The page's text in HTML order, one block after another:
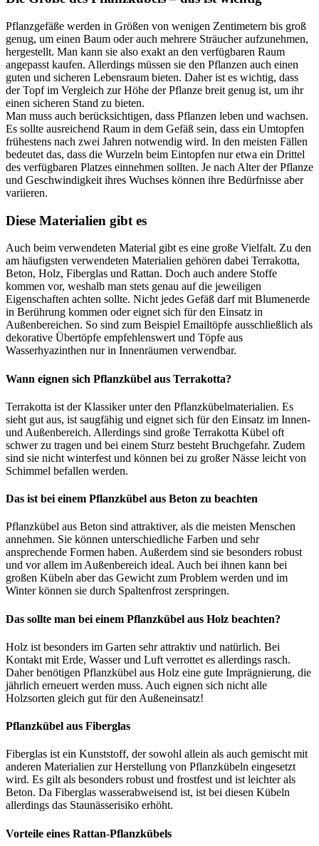
Pflanzgefäße werden in Größen von wenigen Zentimetern bis groß
genug, um einen Baum oder auch mehrere Sträucher aufzunehmen,
hergestellt. Man kann sie also exakt an den verfügbaren Raum
angepasst kaufen. Allerdings müssen sie den Pflanzen auch einen
guten und sicheren Lebensraum bieten. Daher ist es wichtig, dass
der Topf im Vergleich zur Höhe der Pflanze breit genug ist, um ihr
einen sicheren Stand zu bieten.
Man muss auch berücksichtigen, dass Pflanzen leben und wachsen.
Es sollte ausreichend Raum in dem Gefäß sein, dass ein Umtopfen
frühestens nach zwei Jahren notwendig wird. In den meisten Fällen
bedeutet das, dass die Wurzeln beim Eintopfen nur etwa ein Drittel
des verfügbaren Platzes einnehmen sollten. Je nach Alter der Pflanze
und Geschwindigkeit ihres Wuchses können ihre Bedürfnisse aber
variieren.
Diese Materialien gibt es
Auch beim verwendeten Material gibt es eine große Vielfalt. Zu den
am häufigsten verwendeten Materialien gehören dabei Terrakotta,
Beton, Holz, Fiberglas und Rattan. Doch auch andere Stoffe
kommen vor, weshalb man stets genau auf die jeweiligen
Eigenschaften achten sollte. Nicht jedes Gefäß darf mit Blumenerde
in Berührung kommen oder eignet sich für den Einsatz in
Außenbereichen. So sind zum Beispiel Emailtöpfe ausschließlich als
dekorative Übertöpfe empfehlenswert und Töpfe aus
Wasserhyazinthen nur in Innenräumen verwendbar.
Wann eignen sich Pflanzkübel aus Terrakotta?
Terrakotta ist der Klassiker unter den Pflanzkübelmaterialien. Es
sieht gut aus, ist saugfähig und eignet sich für den Einsatz im Innen-
und Außenbereich. Allerdings sind große Terrakotta Kübel oft
schwer zu tragen und bei einem Sturz besteht Bruchgefahr. Zudem
sind sie nicht winterfest und können bei zu großer Nässe leicht von
Schimmel befallen werden.
Das ist bei einem Pflanzkübel aus Beton zu beachten
Pflanzkübel aus Beton sind attraktiver, als die meisten Menschen
annehmen. Sie können unterschiedliche Farben und sehr
ansprechende Formen haben. Außerdem sind sie besonders robust
und vor allem im Außenbereich ideal. Auch bei ihnen kann bei
großen Kübeln aber das Gewicht zum Problem werden und im
Winter können sie durch Spaltenfrost zerspringen.
Das sollte man bei einem Pflanzkübel aus Holz beachten?
Holz ist besonders im Garten sehr attraktiv und natürlich. Bei
Kontakt mit Erde, Wasser und Luft verrottet es allerdings rasch.
Daher benötigen Pflanzkübel aus Holz eine gute Imprägnierung, die
jährlich erneuert werden muss. Auch eignen sich nicht alle
Holzsorten gleich gut für den Außeneinsatz!
Pflanzkübel aus Fiberglas
Fiberglas ist ein Kunststoff, der sowohl allein als auch gemischt mit
anderen Materialien zur Herstellung von Pflanzkübeln eingesetzt
wird. Es gilt als besonders robust und frostfest und ist leichter als
Beton. Da Fiberglas wasserabweisend ist, ist bei diesen Kübeln
allerdings das Staunässerisiko erhöht.
Vorteile eines Rattan-Pflanzkübels